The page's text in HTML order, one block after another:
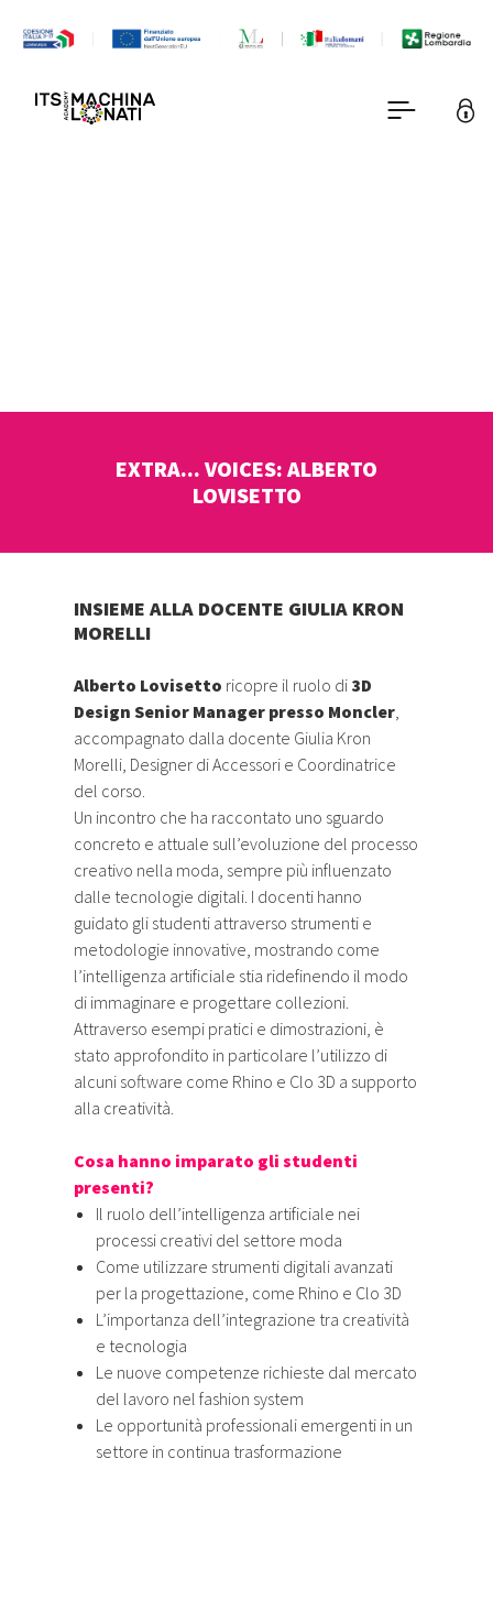
EXTRA... VOICES: ALBERTO
LOVISETTO
INSIEME ALLA DOCENTE GIULIA KRON
MORELLI
Alberto Lovisetto ricopre il ruolo di 3D
Design Senior Manager presso Moncler,
accompagnato dalla docente Giulia Kron
Morelli, Designer di Accessori e Coordinatrice
del corso.
Un incontro che ha raccontato uno sguardo
concreto e attuale sull’evoluzione del processo
creativo nella moda, sempre più influenzato
dalle tecnologie digitali. I docenti hanno
guidato gli studenti attraverso strumenti e
metodologie innovative, mostrando come
l’intelligenza artificiale stia ridefinendo il modo
di immaginare e progettare collezioni.
Attraverso esempi pratici e dimostrazioni, è
stato approfondito in particolare l’utilizzo di
alcuni software come Rhino e Clo 3D a supporto
alla creatività.
Cosa hanno imparato gli studenti
presenti?
Il ruolo dell’intelligenza artificiale nei
processi creativi del settore moda
Come utilizzare strumenti digitali avanzati
per la progettazione, come Rhino e Clo 3D
L’importanza dell’integrazione tra creatività
e tecnologia
Le nuove competenze richieste dal mercato
del lavoro nel fashion system
Le opportunità professionali emergenti in un
settore in continua trasformazione